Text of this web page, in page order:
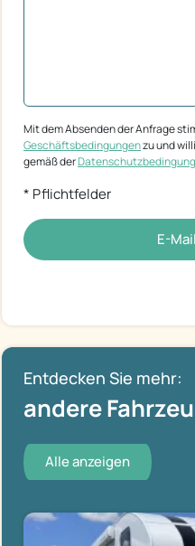
Mit dem Absenden der Anfrage
Geschäftsbedingungenzu und
gemäß der
* Pflichtfelder
E-
Entdecken Sie mehr:
andere
Alle anzeigen